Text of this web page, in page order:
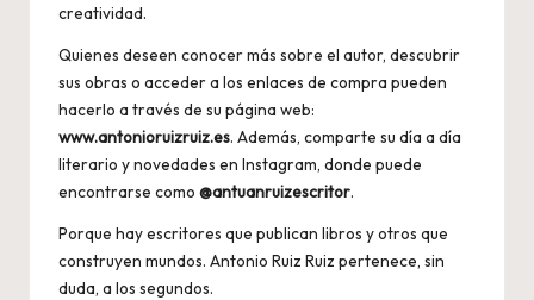
creatividad.
Quienes deseen conocer más sobre el autor, descubrir
sus obras o acceder a los enlaces de compra pueden
hacerlo a través de su página web:
www.antonioruizruiz.es. Además, comparte su día a día
literario y novedades en Instagram, donde puede
encontrarse como @antuanruizescritor.
Porque hay escritores que publican libros y otros que
construyen mundos. Antonio Ruiz Ruiz pertenece, sin
duda, a los segundos.